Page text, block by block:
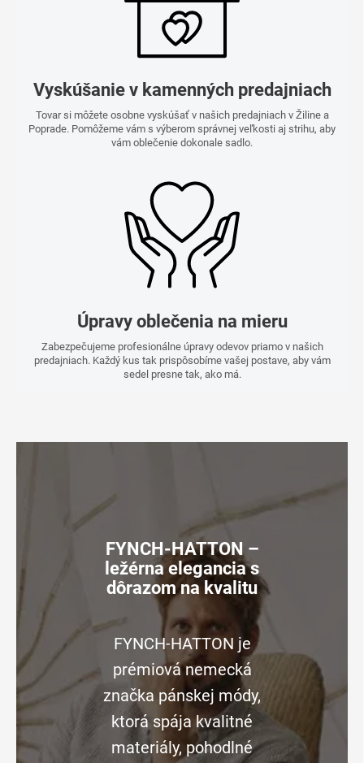
Vyskúšanie v kamenných predajniach
Tovar si môžete osobne vyskúšať v našich predajniach v Žiline a
Poprade. Pomôžeme vám s výberom správnej veľkosti aj strihu, aby
vám oblečenie dokonale sadlo.
Úpravy oblečenia na mieru
Zabezpečujeme profesionálne úpravy odevov priamo v našich
predajniach. Každý kus tak prispôsobíme vašej postave, aby vám
sedel presne tak, ako má.
FYNCH-HATTON –
ležérna elegancia s
dôrazom na kvalitu
FYNCH-HATTON je
prémiová nemecká
značka pánskej módy,
ktorá spája kvalitné
materiály, pohodlné